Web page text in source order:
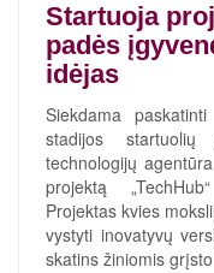
Startuoja
padės
idėjas
Siekdama
stadijos
technologijų
projektą
Projektas kvies
vystyti inovatyvų
skatins žiniomis